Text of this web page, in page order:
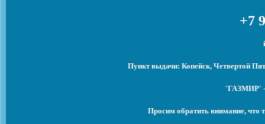
+7
Пункт выдачи: Копейск, Четвертой
'ГАЗМИР' -
Просим обратить внимание, что